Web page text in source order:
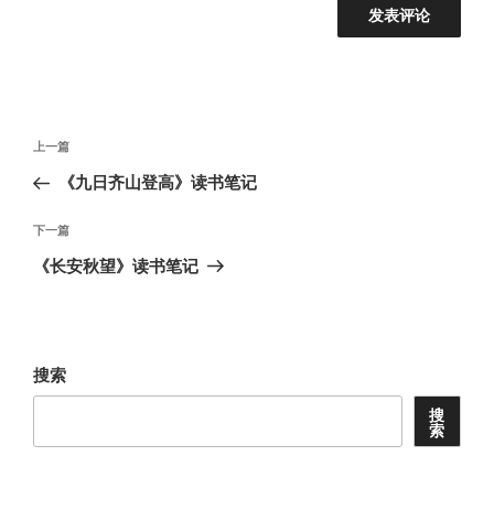
文
导
航
上
一
文
章
上一篇
《九日齐山登高》读书笔记
下
一
下一篇
《长安秋望》读书笔记
搜索
搜
索